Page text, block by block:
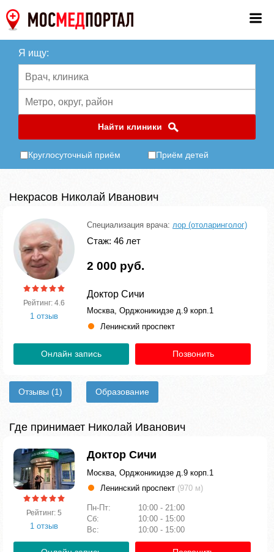
Я ищу:
Найти клиники
Круглосуточный приём Приём детей
Некрасов Николай Иванович
Рейтинг: 4.6
1 отзыв
Специализация врача: лор (отоларинголог)
Стаж: 46 лет
2 000 руб.
Доктор Сичи
Москва, Орджоникидзе д.9 корп.1
Ленинский проспект
Онлайн запись Позвонить
Отзывы (1) Образование
Где принимает Николай Иванович
Рейтинг: 5
1 отзыв
Доктор Сичи
Москва, Орджоникидзе д.9 корп.1
Ленинский проспект (970 м)
Пн-Пт:
10:00 - 21:00
Сб:
10:00 - 15:00
Вс:
10:00 - 15:00